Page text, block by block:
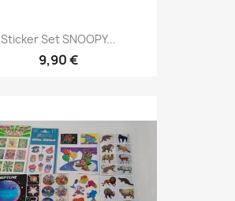
Sticker Set SNOOPY...
9,90 €